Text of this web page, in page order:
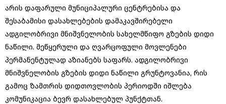
არის დაფარული მუნიციპალური ცენტრებისა და
შესაბამისი დასახლებების დამაკავშირებელი
ადგილობრივი მნიშვნელობის სახელმწიფო გზების დიდი
ნაწილი. მეწყერული და ღვარცოფული მოვლენები
პერმანენტულად აზიანებს საფარს. ადგილობრივი
მნიშვნელობის გზების დიდი ნაწილი გრუნტოვანია, რის
გამოც ზამთრის დიდთოვლობის პერიოდში იშლება
კომუნიკაცია ბევრ დასახლებულ პუნქტთან.